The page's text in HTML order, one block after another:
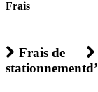
Frais
Frais de
stationnement